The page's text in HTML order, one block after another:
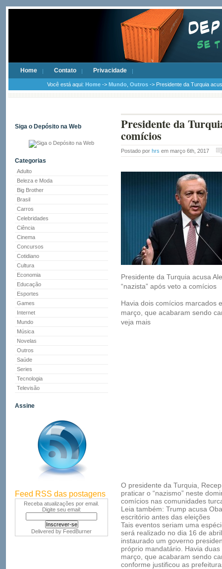
Home Contato Privacidade
Você está aqui: Home -> Mundo Outros -> Presidente da Turquia
Siga o Depósito na Web
Categorias
Adulto
Beleza e Moda
Big Brother
Brasil
Carros
Celebridades
Ciência
Cinema
Concursos
Cotidiano
Cultura
Economia
Educação
Esportes
Games
Internet
Mundo
Música
Novelas
Outros
Saúde
Series
Tecnologia
Televisão
Assine
Feed RSS das postagens
Receba atualizações por email.
Digite seu email:
Delivered by FeedBurner
Presidente da
comícios
Postado por hrs em março 6th, 2017
Presidente da Turquia acusa
“nazista” após veto a comícios
Havia dois comícios marcados
março, que acabaram sendo
veja mais
O presidente da Turquia,
praticar o “nazismo” neste
comícios nas comunidades
Leia também: Trump acusa
escritório antes das eleições
Tais eventos seriam uma
será realizado no dia 16 de
instaurado um governo
próprio mandatário. Havia
março, que acabaram sendo
conforme justificou as